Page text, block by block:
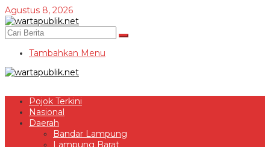
Lewati
ke
konten
Agustus 8, 2026
Tambahkan Menu
Pojok Terkini
Nasional
Daerah
Bandar Lampung
Lampung Barat